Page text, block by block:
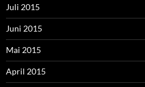
Juli 2015
Juni 2015
Mai 2015
April 2015